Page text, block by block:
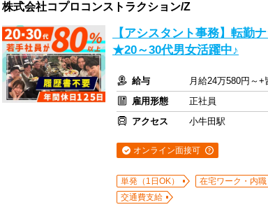
株式会社コプロコンストラクション/Z
【アシスタント事務】転勤
★20～30代男女活躍中♪
給与
月給24万580円～+
雇用形態
正社員
アクセス
小牛田駅
オンライン面接可
単発（1日OK） 在宅ワーク・内職
交通費支給